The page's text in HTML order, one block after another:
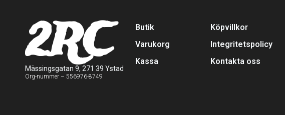
2RC
Mässingsgatan 9, 271 39 Ystad
Org-nummer – 556976-8749
Butik
Varukorg
Kassa
Köpvillkor
Integritetspolicy
Kontakta oss